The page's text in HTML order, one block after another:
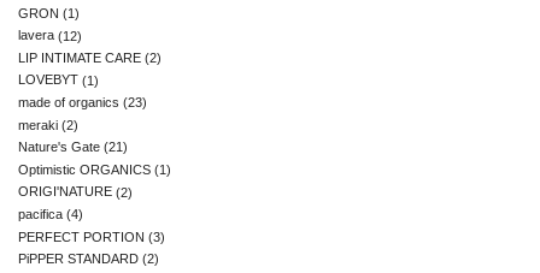
GRON (1)
lavera (12)
LIP INTIMATE CARE (2)
LOVEBYT (1)
made of organics (23)
meraki (2)
Nature's Gate (21)
Optimistic ORGANICS (1)
ORIGI'NATURE (2)
pacifica (4)
PERFECT PORTION (3)
PiPPER STANDARD (2)